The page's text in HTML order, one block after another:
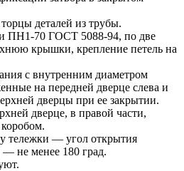
деталей из трубы.
ПН1-70 ГОСТ 5088-94, по две
крышки, крепление петель на
с внутренним диаметром
на передней дверце слева и
дверцы при ее закрытии.
дверце, в правой части,
тележки — угол открытия
— не менее 180 град.